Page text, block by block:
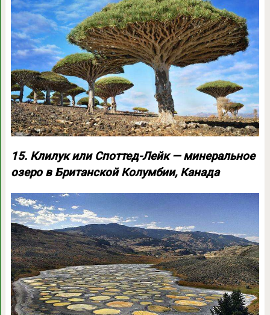
15. Клилук или Споттед-Лейк — минеральное
озеро в Британской Колумбии, Канада